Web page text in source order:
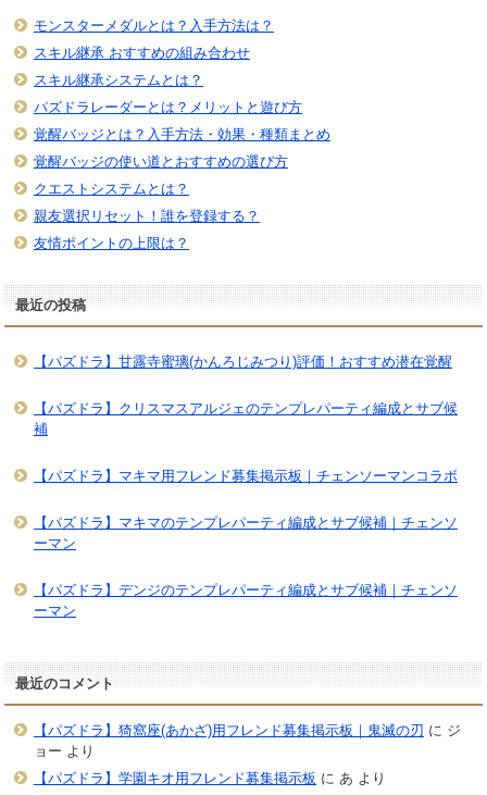
モンスターメダルとは？入手方法は？
スキル継承 おすすめの組み合わせ
スキル継承システムとは？
パズドラレーダーとは？メリットと遊び方
覚醒バッジとは？入手方法・効果・種類まとめ
覚醒バッジの使い道とおすすめの選び方
クエストシステムとは？
親友選択リセット！誰を登録する？
友情ポイントの上限は？
最近の投稿
【パズドラ】甘露寺蜜璃(かんろじみつり)評価！おすすめ潜在覚醒
【パズドラ】クリスマスアルジェのテンプレパーティ編成とサブ候
補
【パズドラ】マキマ用フレンド募集掲示板｜チェンソーマンコラボ
【パズドラ】マキマのテンプレパーティ編成とサブ候補｜チェンソ
ーマン
【パズドラ】デンジのテンプレパーティ編成とサブ候補｜チェンソ
ーマン
最近のコメント
【パズドラ】猗窩座(あかざ)用フレンド募集掲示板｜鬼滅の刃 に ジ
ョー より
【パズドラ】学園キオ用フレンド募集掲示板 に あ より